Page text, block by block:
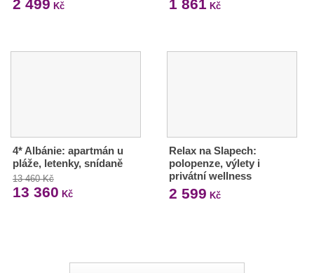
2 499 Kč 1 861 Kč
4* Albánie: apartmán u
pláže, letenky, snídaně
13 460 Kč
13 360 Kč
Relax na Slapech:
polopenze, výlety i
privátní wellness
2 599 Kč